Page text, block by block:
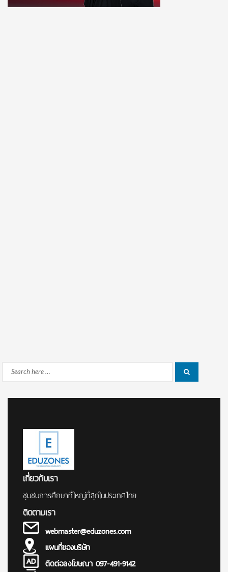
Search
เกี่ยวกับเรา
ชุมชนการศึกษาที่ใหญ่ที่สุดในประเทศไทย
ติดตามเรา
webmaster@eduzones.com
แผนที่ของบริษัท
ติดต่อลงโฆษณา 097-491-9142